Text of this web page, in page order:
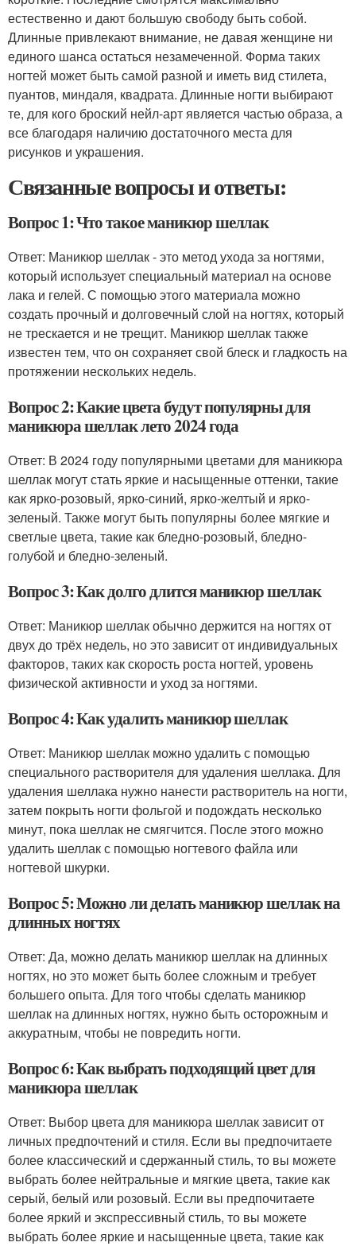
естественно и дают большую свободу быть собой.
Длинные привлекают внимание, не давая женщине ни
единого шанса остаться незамеченной. Форма таких
ногтей может быть самой разной и иметь вид стилета,
пуантов, миндаля, квадрата. Длинные ногти выбирают
те, для кого броский нейл-арт является частью образа, а
все благодаря наличию достаточного места для
рисунков и украшения.
Связанные вопросы и ответы:
Вопрос 1: Что такое маникюр шеллак
Ответ: Маникюр шеллак - это метод ухода за ногтями,
который использует специальный материал на основе
лака и гелей. С помощью этого материала можно
создать прочный и долговечный слой на ногтях, который
не трескается и не трещит. Маникюр шеллак также
известен тем, что он сохраняет свой блеск и гладкость на
протяжении нескольких недель.
Вопрос 2: Какие цвета будут популярны для
маникюра шеллак лето 2024 года
Ответ: В 2024 году популярными цветами для маникюра
шеллак могут стать яркие и насыщенные оттенки, такие
как ярко-розовый, ярко-синий, ярко-желтый и ярко-
зеленый. Также могут быть популярны более мягкие и
светлые цвета, такие как бледно-розовый, бледно-
голубой и бледно-зеленый.
Вопрос 3: Как долго длится маникюр шеллак
Ответ: Маникюр шеллак обычно держится на ногтях от
двух до трёх недель, но это зависит от индивидуальных
факторов, таких как скорость роста ногтей, уровень
физической активности и уход за ногтями.
Вопрос 4: Как удалить маникюр шеллак
Ответ: Маникюр шеллак можно удалить с помощью
специального растворителя для удаления шеллака. Для
удаления шеллака нужно нанести растворитель на ногти,
затем покрыть ногти фольгой и подождать несколько
минут, пока шеллак не смягчится. После этого можно
удалить шеллак с помощью ногтевого файла или
ногтевой шкурки.
Вопрос 5: Можно ли делать маникюр шеллак на
длинных ногтях
Ответ: Да, можно делать маникюр шеллак на длинных
ногтях, но это может быть более сложным и требует
большего опыта. Для того чтобы сделать маникюр
шеллак на длинных ногтях, нужно быть осторожным и
аккуратным, чтобы не повредить ногти.
Вопрос 6: Как выбрать подходящий цвет для
маникюра шеллак
Ответ: Выбор цвета для маникюра шеллак зависит от
личных предпочтений и стиля. Если вы предпочитаете
более классический и сдержанный стиль, то вы можете
выбрать более нейтральные и мягкие цвета, такие как
серый, белый или розовый. Если вы предпочитаете
более яркий и экспрессивный стиль, то вы можете
выбрать более яркие и насыщенные цвета, такие как